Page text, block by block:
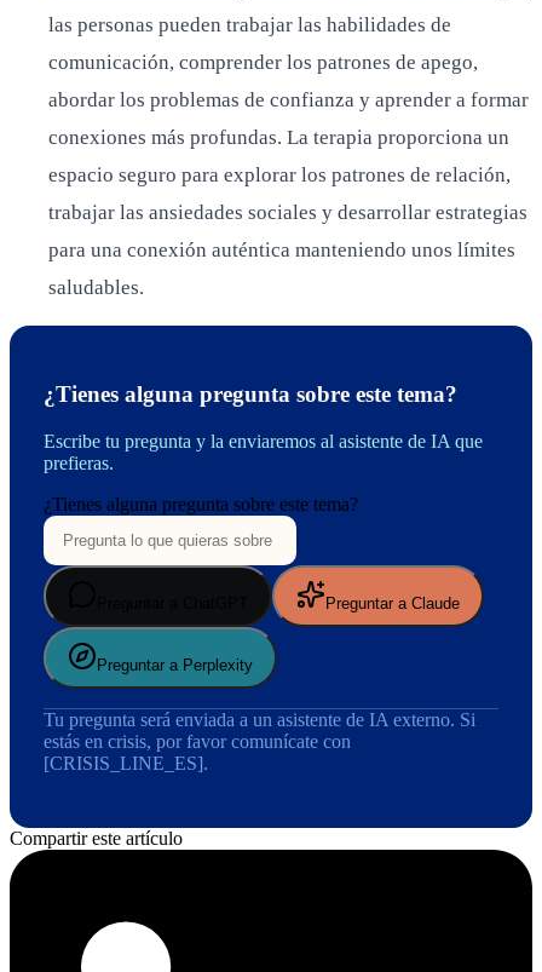
las personas pueden trabajar las habilidades de
comunicación, comprender los patrones de apego,
abordar los problemas de confianza y aprender a formar
conexiones más profundas. La terapia proporciona un
espacio seguro para explorar los patrones de relación,
trabajar las ansiedades sociales y desarrollar estrategias
para una conexión auténtica manteniendo unos límites
saludables.
¿Tienes alguna pregunta sobre este tema?
Escribe tu pregunta y la enviaremos al asistente de IA que
prefieras.
¿Tienes alguna pregunta sobre este tema?
Preguntar a Claude
Preguntar a Perplexity
Tu pregunta será enviada a un asistente de IA externo. Si
estás en crisis, por favor comunícate con
[CRISIS_LINE_ES].
Compartir este artículo